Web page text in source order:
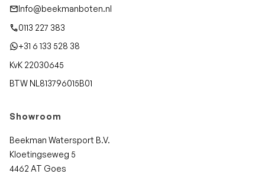
Info@beekmanboten.nl
0113 227 383
+31 6 133 528 38
KvK 22030645
BTW NL813796015B01
Showroom
Beekman Watersport B.V.
Kloetingseweg 5
4462 AT Goes